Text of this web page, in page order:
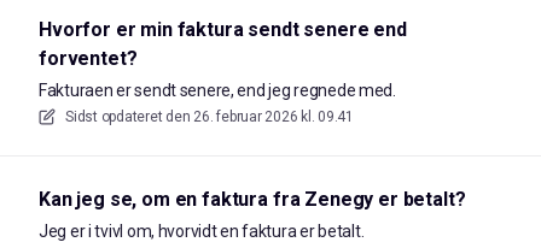
Hvorfor er min faktura sendt senere end
forventet?
Fakturaen er sendt senere, end jeg regnede med.
Sidst opdateret den 26. februar 2026 kl. 09.41
Kan jeg se, om en faktura fra Zenegy er betalt?
Jeg er i tvivl om, hvorvidt en faktura er betalt.